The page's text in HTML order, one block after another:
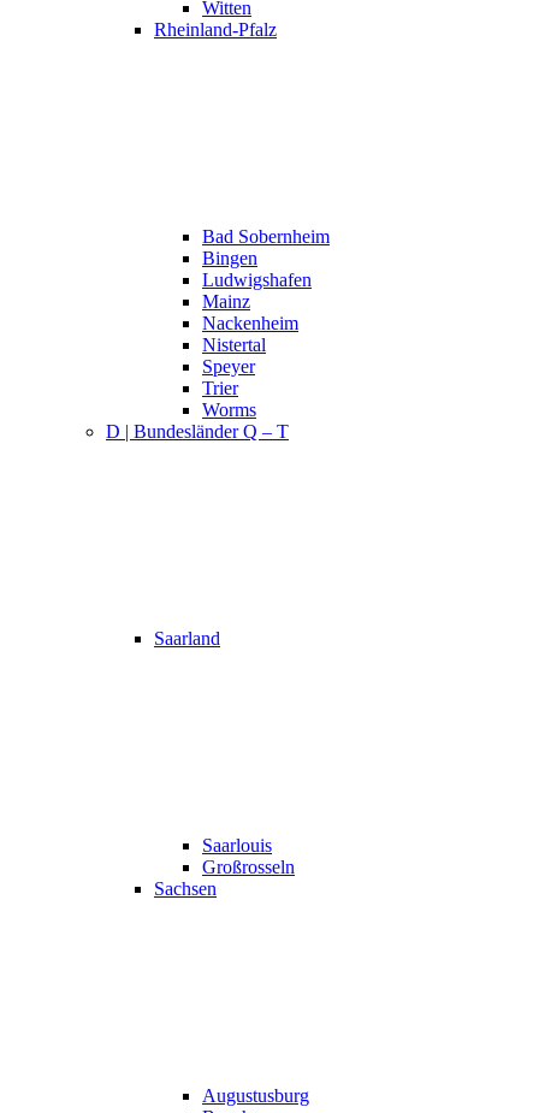
Witten
Rheinland-Pfalz
Bad Sobernheim
Bingen
Ludwigshafen
Mainz
Nackenheim
Nistertal
Speyer
Trier
Worms
D | Bundesländer Q – T
Saarland
Saarlouis
Großrosseln
Sachsen
Augustusburg